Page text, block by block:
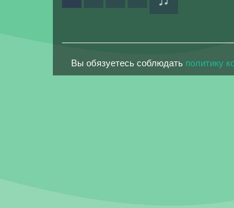
Вы обязуетесь соблюдать политику